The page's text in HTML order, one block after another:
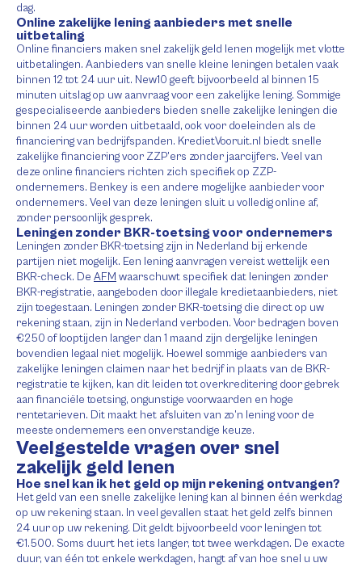
dag.
Online zakelijke lening aanbieders met snelle
uitbetaling
Online financiers maken snel zakelijk geld lenen mogelijk met vlotte
uitbetalingen. Aanbieders van snelle kleine leningen betalen vaak
binnen 12 tot 24 uur uit. New10 geeft bijvoorbeeld al binnen 15
minuten uitslag op uw aanvraag voor een zakelijke lening. Sommige
gespecialiseerde aanbieders bieden snelle zakelijke leningen die
binnen 24 uur worden uitbetaald, ook voor doeleinden als de
financiering van bedrijfspanden. KredietVooruit.nl biedt snelle
zakelijke financiering voor ZZP’ers zonder jaarcijfers. Veel van
deze online financiers richten zich specifiek op ZZP-
ondernemers. Benkey is een andere mogelijke aanbieder voor
ondernemers. Veel van deze leningen sluit u volledig online af,
zonder persoonlijk gesprek.
Leningen zonder BKR-toetsing voor ondernemers
Leningen zonder BKR-toetsing zijn in Nederland bij erkende
partijen niet mogelijk. Een lening aanvragen vereist wettelijk een
BKR-check. De AFM waarschuwt specifiek dat leningen zonder
BKR-registratie, aangeboden door illegale kredietaanbieders, niet
zijn toegestaan. Leningen zonder BKR-toetsing die direct op uw
rekening staan, zijn in Nederland verboden. Voor bedragen boven
€250 of looptijden langer dan 1 maand zijn dergelijke leningen
bovendien legaal niet mogelijk. Hoewel sommige aanbieders van
zakelijke leningen claimen naar het bedrijf in plaats van de BKR-
registratie te kijken, kan dit leiden tot overkreditering door gebrek
aan financiële toetsing, ongunstige voorwaarden en hoge
rentetarieven. Dit maakt het afsluiten van zo’n lening voor de
meeste ondernemers een onverstandige keuze.
Veelgestelde vragen over snel
zakelijk geld lenen
Hoe snel kan ik het geld op mijn rekening ontvangen?
Het geld van een snelle zakelijke lening kan al binnen één werkdag
op uw rekening staan. In veel gevallen staat het geld zelfs binnen
24 uur op uw rekening. Dit geldt bijvoorbeeld voor leningen tot
€1.500. Soms duurt het iets langer, tot twee werkdagen. De exacte
duur, van één tot enkele werkdagen, hangt af van hoe snel u uw